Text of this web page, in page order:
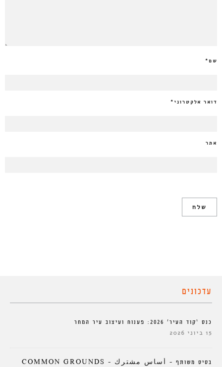
שם*
דואר אלקטרוני *
אתר
עדכונים
כנס ‘קוד העיר’ 2026: פענוח ועיצוב עיר המחר
15 ביוני 2026
בסיס משותף – أساس مشترك – COMMON GROUNDS